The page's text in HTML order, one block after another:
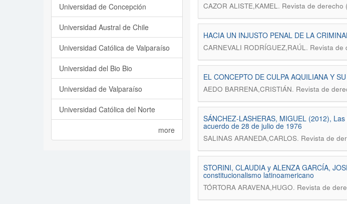
CAZOR ALISTE,KAMEL. Revista de derecho
HACIA UN INJUSTO PENAL DE LA
CARNEVALI RODRÍGUEZ,RAÚL. Revista de
EL CONCEPTO DE CULPA AQUILIANA Y
AEDO BARRENA,CRISTIÁN. Revista de
SÁNCHEZ-LASHERAS, MIGUEL (2012),
acuerdo de 28 de julio de 1976
SALINAS ARANEDA,CARLOS. Revista de
STORINI, CLAUDIA y ALENZA GARCÍA,
constitucionalismo latinoamericano
TÓRTORA ARAVENA,HUGO. Revista de
Universidad de Concepción
Universidad Austral de Chile
Universidad Católica de Valparaíso
Universidad del Bio Bio
Universidad de Valparaíso
Universidad Católica del Norte
more